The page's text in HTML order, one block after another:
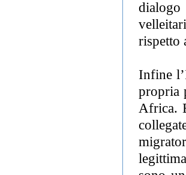
rispetto
Infine
propria
Africa.